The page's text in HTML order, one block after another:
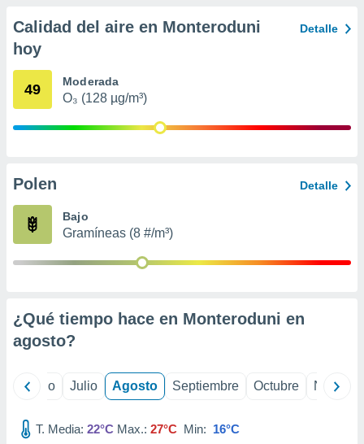
e
mediante
publicidad
de
Calidad del aire en Monteroduni
hoy
Detalle
49 Moderada
O₃ (128 µg/m³)
Polen Detalle
Bajo
Gramíneas (8 #/m³)
¿Qué tiempo hace en Monteroduni en
agosto?
Junio Julio Agosto Septiembre Octubre
T. Media: 22°C Max.: 27°C Min: 16°C